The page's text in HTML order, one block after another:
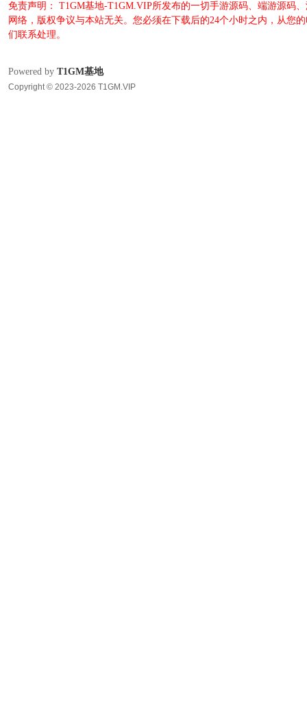
免责声明： T1GM基地-T1GM.VIP所发布的一切手游源码、端游源码
网络，版权争议与本站无关。您必须在下载后的24个小时之内，从您
们联系处理。
Powered by T1GM基地
Copyright © 2023-2026 T1GM.VIP